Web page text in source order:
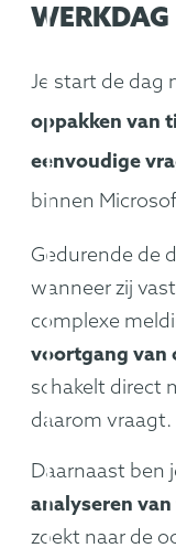
WERKDAG
Je start de dag
oppakken van
eenvoudige
binnen
Gedurende de
wanneer zij
complexe
voortgang van
schakelt direct
daarom vraagt.
Daarnaast ben
analyseren
zoekt naar de